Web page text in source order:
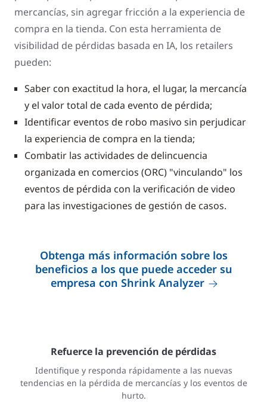
mercancías, sin agregar fricción a la experiencia de
compra en la tienda. Con esta herramienta de
visibilidad de pérdidas basada en IA, los retailers
pueden:
Saber con exactitud la hora, el lugar, la mercancía
y el valor total de cada evento de pérdida;
Identificar eventos de robo masivo sin perjudicar
la experiencia de compra en la tienda;
Combatir las actividades de delincuencia
organizada en comercios (ORC) "vinculando" los
eventos de pérdida con la verificación de video
para las investigaciones de gestión de casos.
Obtenga más información sobre los
beneficios a los que puede acceder su
empresa con Shrink Analyzer
Refuerce la prevención de pérdidas
Identifique y responda rápidamente a las nuevas
tendencias en la pérdida de mercancías y los eventos de
hurto.